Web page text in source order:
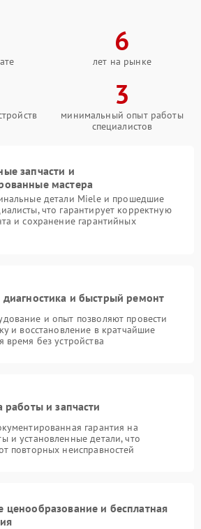
6
лет на рынке
3
минимальный опыт работы
специалистов
запчасти и
мастера
детали Miele и прошедшие
что гарантирует корректную
и сохранение гарантийных
диагностика и быстрый ремонт
и опыт позволяют провести
и восстановление в кратчайшие
без устройства
работы и запчасти
гарантия на
и установленные детали, что
повторных неисправностей
ценообразование и бесплатная